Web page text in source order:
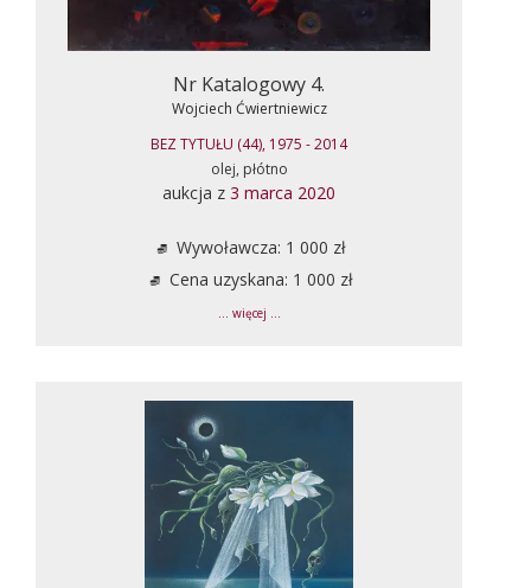
Nr Katalogowy 4.
Wojciech Ćwiertniewicz
BEZ TYTUŁU (44), 1975 - 2014
olej, płótno
aukcja z 3 marca 2020
Wywoławcza: 1 000 zł
Cena uzyskana: 1 000 zł
... więcej ...